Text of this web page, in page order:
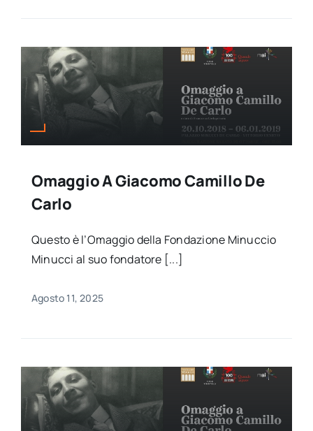
Omaggio A Giacomo Camillo De
Carlo
Questo è l’Omaggio della Fondazione Minuccio
Minucci al suo fondatore [...]
Agosto 11, 2025